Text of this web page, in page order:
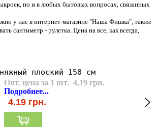
но и в любых бытовых вопросах, связанных
у нас в интернет-магазине "Наша Фишка", также
сантиметр - рулетка. Цена на все, как всегда,
плоский 150 см
Опт. цена за 1 шт. 4,19 грн.
Подробнее...
4.19 грн.